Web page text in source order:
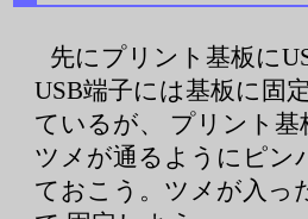
先にプリント基板に
USB端子には基板に固
ているが、 プリント
ツメが通るようにピン
ておこう。ツメが入っ